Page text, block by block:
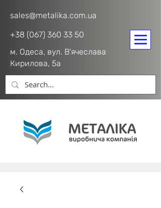
sales@metalika.com.ua
+38 (067) 360 33 50
м. Одеса, вул. В'ячеслава
Кирилова, 5а